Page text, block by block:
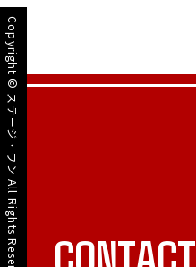
CONTACT
Copyright ©
ステージ・ワン
All Rights Reserved.